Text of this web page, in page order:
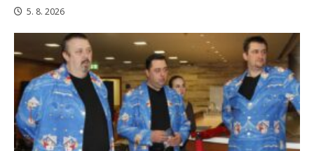
5. 8. 2026